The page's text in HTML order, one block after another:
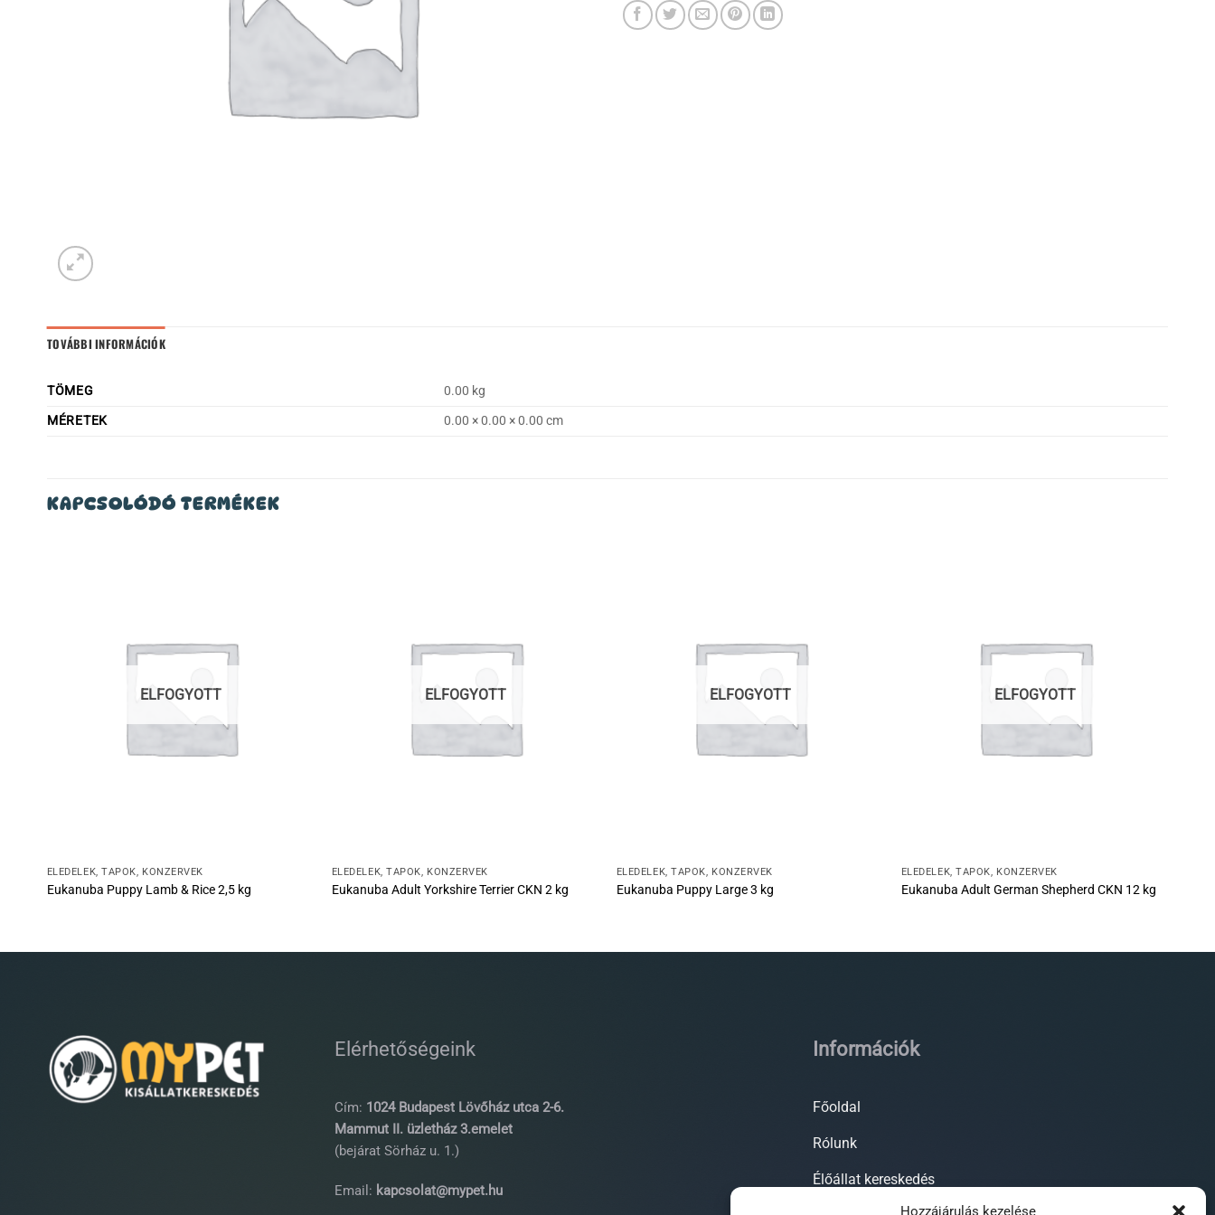
TOVÁBBI INFORMÁCIÓK
TÖMEG
0.00 kg
MÉRETEK
0.00 × 0.00 × 0.00 cm
KAPCSOLÓDÓ TERMÉKEK
ELFOGYOTT
ELEDELEK, TÁPOK, KONZERVEK
Eukanuba Puppy Lamb & Rice 2,5 kg
ELFOGYOTT
ELEDELEK, TÁPOK, KONZERVEK
Eukanuba Adult Yorkshire Terrier CKN 2 kg
ELFOGYOTT
ELEDELEK, TÁPOK, KONZERVEK
Eukanuba Puppy Large 3 kg
ELFOGYOTT
ELEDELEK, TÁPOK, KONZERVEK
Eukanuba Adult German Shepherd CKN 12 kg
Elérhetőségeink
Cím: 1024 Budapest Lövőház utca 2-6.
Mammut II. üzletház 3.emelet
(bejárat Sörház u. 1.)
Email: kapcsolat@mypet.hu
Információk
Főoldal
Rólunk
Élőállat kereskedés